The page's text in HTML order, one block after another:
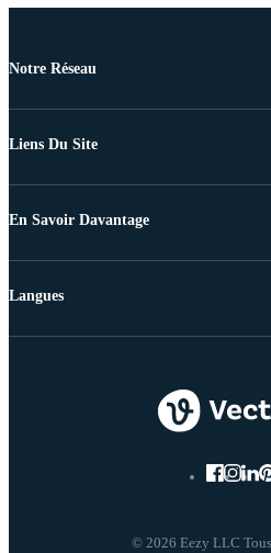
Notre Réseau
Liens Du Site
En Savoir Davantage
© 2026 Eezy LLC
Langues